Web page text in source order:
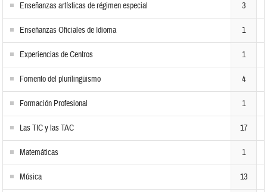
Enseñanzas artísticas de régimen especial 3
Enseñanzas Oficiales de Idioma 1
Experiencias de Centros 1
Fomento del plurilingüismo 4
Formación Profesional 1
Las TIC y las TAC 17
Matemáticas 1
Música 13